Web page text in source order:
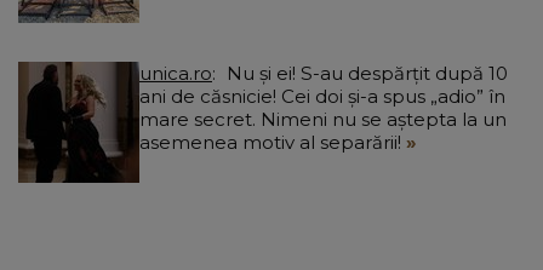
unica.ro
ani de căsnicie! Cei doi și-a spus „adio” în
mare secret. Nimeni nu se aștepta la un
asemenea motiv al separării!